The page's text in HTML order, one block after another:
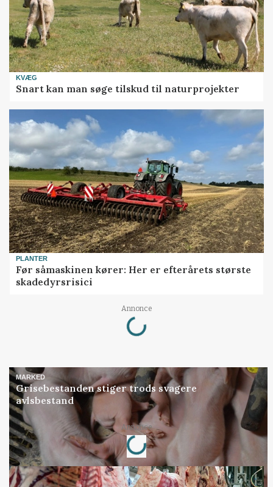
KVÆG
Snart kan man søge tilskud til naturprojekter
PLANTER
Før såmaskinen kører: Her er efterårets største
skadedyrsrisici
Annonce
Loading...
MARKED
Grisebestanden stiger trods svagere
avlsbestand
Annonce
Loading...